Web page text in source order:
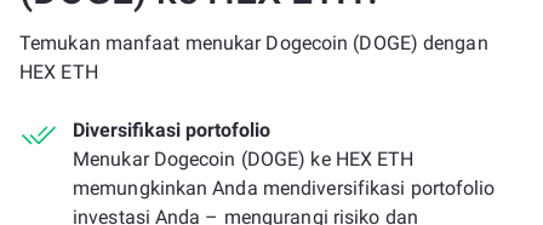
Temukan manfaat menukar Dogecoin (DOGE) dengan
HEX ETH
Diversifikasi portofolio
Menukar Dogecoin (DOGE) ke HEX ETH
memungkinkan Anda mendiversifikasi portofolio
investasi Anda – mengurangi risiko dan